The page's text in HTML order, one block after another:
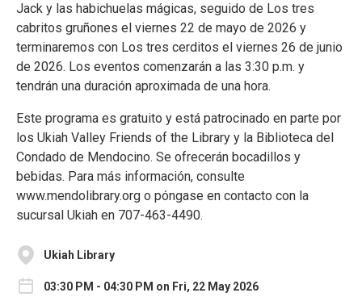
Jack y las habichuelas mágicas, seguido de Los tres
cabritos gruñones el viernes 22 de mayo de 2026 y
terminaremos con Los tres cerditos el viernes 26 de junio
de 2026. Los eventos comenzarán a las 3:30 p.m. y
tendrán una duración aproximada de una hora.
Este programa es gratuito y está patrocinado en parte por
los Ukiah Valley Friends of the Library y la Biblioteca del
Condado de Mendocino. Se ofrecerán bocadillos y
bebidas. Para más información, consulte
www.mendolibrary.org o póngase en contacto con la
sucursal Ukiah en 707-463-4490.
Ukiah Library
03:30 PM - 04:30 PM on Fri, 22 May 2026